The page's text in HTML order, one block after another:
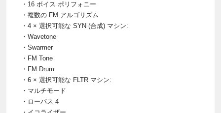
・16 ボイス ポリフォニー
・複数の FM アルゴリズム
・4 × 選択可能な SYN (合成) マシン:
・Wavetone
・Swarmer
・FM Tone
・FM Drum
・6 × 選択可能な FLTR マシン:
・マルチモード
・ローパス 4